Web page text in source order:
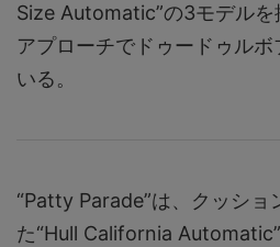
Size Automatic”の3モデルを
アプローチでドゥードゥル
いる。
“Patty Parade”は、クッショ
た“Hull California